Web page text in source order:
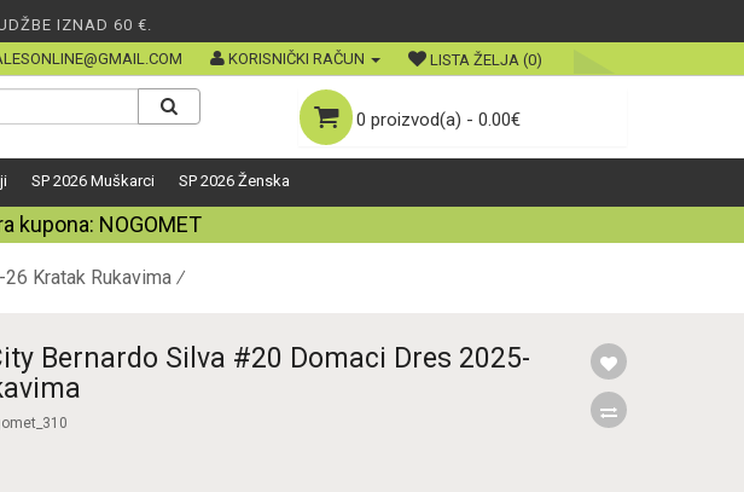
IZNAD 60 €.
KORISNIČKI RAČUN LISTA ŽELJA (0)
0 proizvod(a) - 0.00€
SP 2026 Muškarci SP 2026 Ženska
kupona: NOGOMET
Kratak Rukavima
Bernardo Silva #20 Domaci Dres 2025-